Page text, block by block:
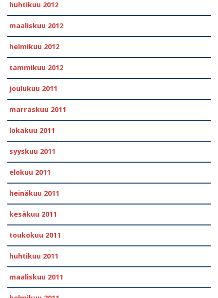
huhtikuu 2012
maaliskuu 2012
helmikuu 2012
tammikuu 2012
joulukuu 2011
marraskuu 2011
lokakuu 2011
syyskuu 2011
elokuu 2011
heinäkuu 2011
kesäkuu 2011
toukokuu 2011
huhtikuu 2011
maaliskuu 2011